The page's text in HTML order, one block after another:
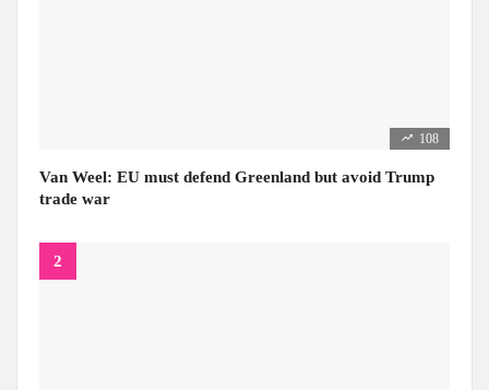
108
Van Weel: EU must defend Greenland but avoid Trump
trade war